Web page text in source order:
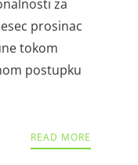
za
prosinac
tokom
postupku
READ MORE